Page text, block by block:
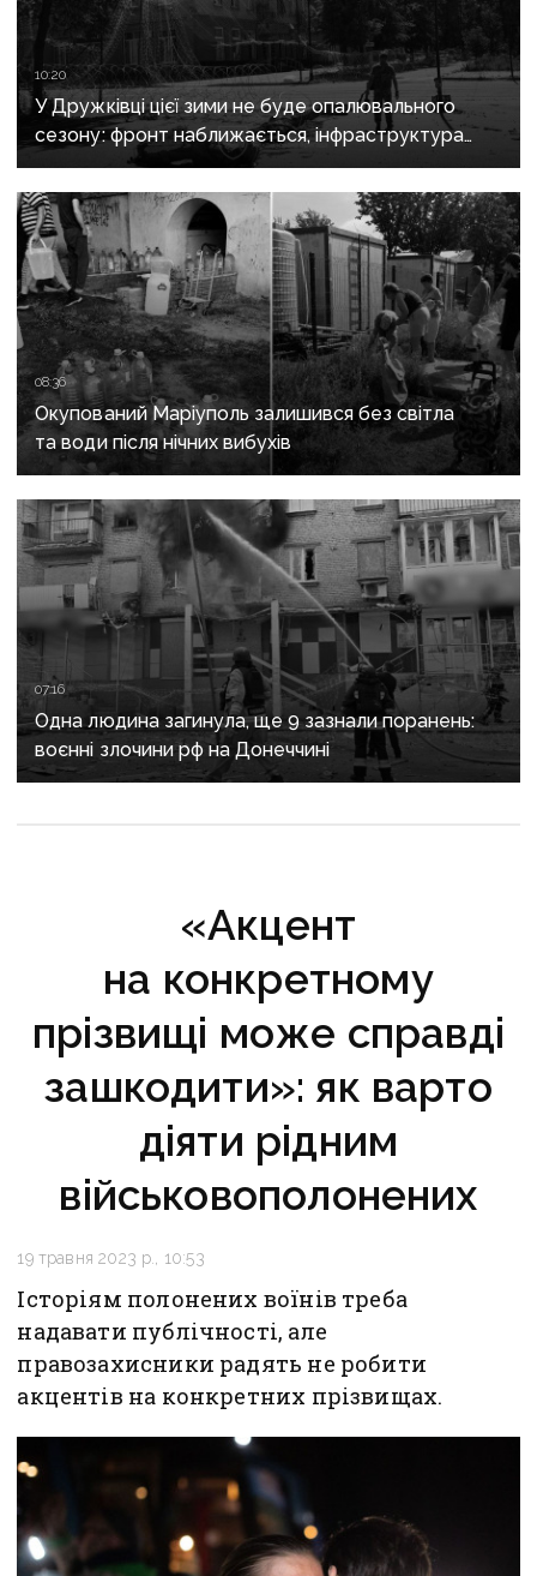
10:20
У Дружківці цієї зими не буде опалювального
сезону: фронт наближається, інфраструктура
критично зруйнована
08:36
Окупований Маріуполь залишився без світла
та води після нічних вибухів
07:16
Одна людина загинула, ще 9 зазнали поранень:
воєнні злочини рф на Донеччині
«Акцент
на конкретному
прізвищі може справді
зашкодити»: як варто
діяти рідним
військовополонених
19 травня 2023 р., 10:53
Історіям полонених воїнів треба
надавати публічності, але
правозахисники радять не робити
акцентів на конкретних прізвищах.